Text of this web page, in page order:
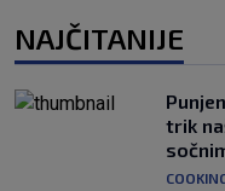
NAJČITANIJE
trik